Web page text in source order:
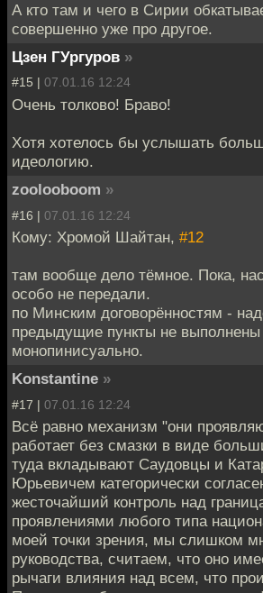
А кто там и чего в Сирии
совершенно уже про другое.
Цзен ГУргуров »
#15 | 07.01.16 12:24
Очень толково! Браво!
Хотя хотелось бы услышать
идеологию.
zoolooboom »
#16 | 07.01.16 12:24
Кому: Хромой Шайтан, #12
там вообще дело тёмное. Пока,
особо не передали.
по Минским договорённостям -
предыдущие пункты не выполнены
монопинисуально.
Konstantine »
#17 | 07.01.16 12:24
Всё равно механизм "они
работает без смазки в виде
туда вкладывают Саудовцы и
Юрьевичем категорически
жесточайший контроль над
проявлениями любого типа
моей точки зрения, мы слишком
руководства, считаем, что оно
рычаги влияния над всем, что